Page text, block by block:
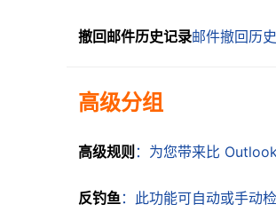
撤回邮件历史记录邮件撤回历
高级分组
高级规则 ：为您带来比
反钓鱼：此功能可自动或手动